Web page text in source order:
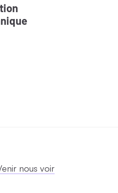
nous voir